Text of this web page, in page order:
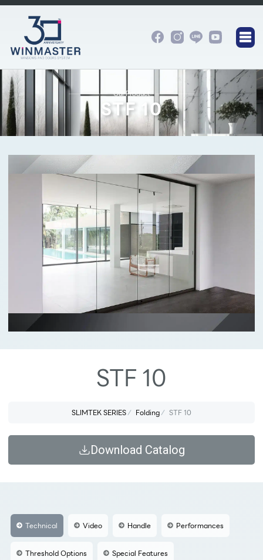
Our Product
STF 10
STF 10
SLIMTEK SERIES Folding STF 10
Download Catalog
Technical Video Handle Performances
Threshold Options Special Features